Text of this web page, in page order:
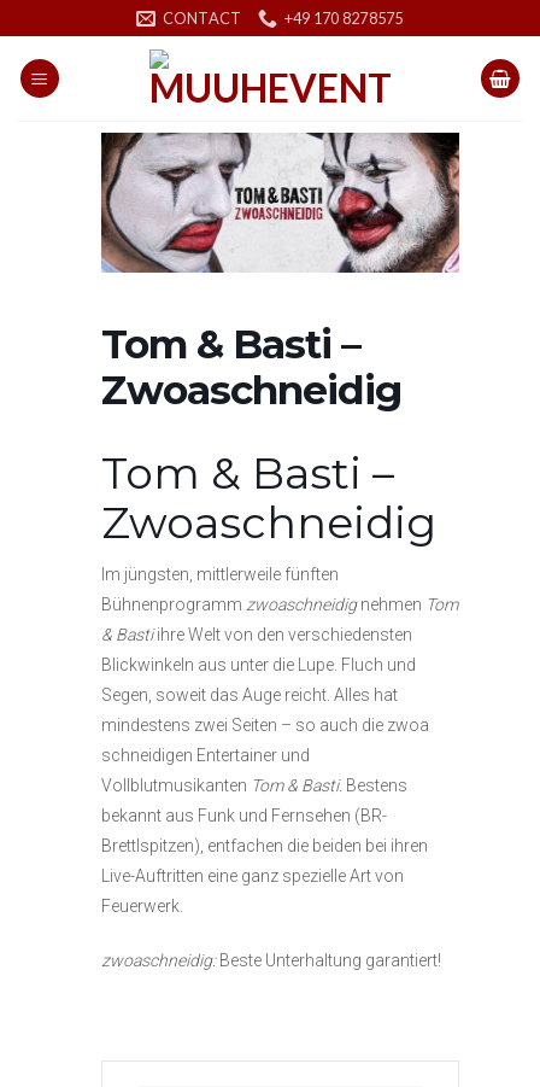
to
content
CONTACT +49 170 8278575
Tom & Basti –
Zwoaschneidig
Tom & Basti –
Zwoaschneidig
Im jüngsten, mittlerweile fünften
Bühnenprogramm zwoaschneidignehmen Tom
& Bastiihre Welt von den verschiedensten
Blickwinkeln aus unter die Lupe. Fluch und
Segen, soweit das Auge reicht. Alles hat
mindestens zwei Seiten – so auch die zwoa
schneidigen Entertainer und
Vollblutmusikanten Tom & Basti. Bestens
bekannt aus Funk und Fernsehen (BR-
Brettlspitzen), entfachen die beiden bei ihren
Live-Auftritten eine ganz spezielle Art von
Feuerwerk.
zwoaschneidig:Beste Unterhaltung garantiert!